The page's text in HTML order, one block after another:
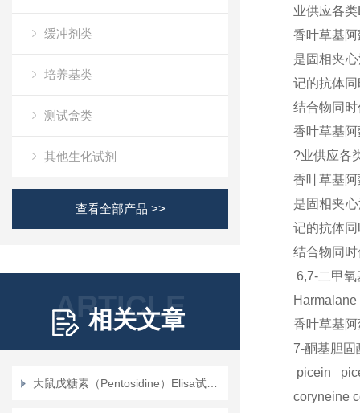
缓冲剂类
培养基类
测试盒类
其他生化试剂
查看全部产品 >>
ARTICLE
相关文章
业供应各
香叶草基
是固相夹
记的抗体
结合物同
香叶草基
?业供应各
香叶草基
是固相夹
记的抗体
结合物同
6,7-二甲
Harmalane
香叶草基
7-酮基胆
picein
coryneine